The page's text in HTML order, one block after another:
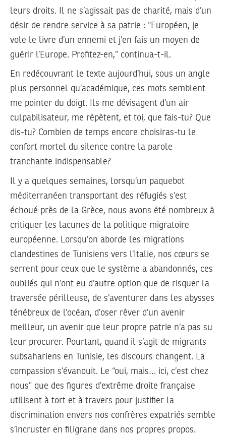
leurs droits. Il ne s’agissait pas de charité, mais d’un
désir de rendre service à sa patrie : “Européen, je
vole le livre d’un ennemi et j’en fais un moyen de
guérir l’Europe. Profitez-en,” continua-t-il.
En redécouvrant le texte aujourd’hui, sous un angle
plus personnel qu’académique, ces mots semblent
me pointer du doigt. Ils me dévisagent d’un air
culpabilisateur, me répètent, et toi, que fais-tu? Que
dis-tu? Combien de temps encore choisiras-tu le
confort mortel du silence contre la parole
tranchante indispensable?
Il y a quelques semaines, lorsqu’un paquebot
méditerranéen transportant des réfugiés s’est
échoué près de la Grèce, nous avons été nombreux à
critiquer les lacunes de la politique migratoire
européenne. Lorsqu’on aborde les migrations
clandestines de Tunisiens vers l’Italie, nos cœurs se
serrent pour ceux que le système a abandonnés, ces
oubliés qui n’ont eu d’autre option que de risquer la
traversée périlleuse, de s’aventurer dans les abysses
ténébreux de l’océan, d’oser rêver d’un avenir
meilleur, un avenir que leur propre patrie n’a pas su
leur procurer. Pourtant, quand il s’agit de migrants
subsahariens en Tunisie, les discours changent. La
compassion s’évanouit. Le “oui, mais… ici, c’est chez
nous” que des figures d’extrême droite française
utilisent à tort et à travers pour justifier la
discrimination envers nos confrères expatriés semble
s’incruster en filigrane dans nos propres propos.